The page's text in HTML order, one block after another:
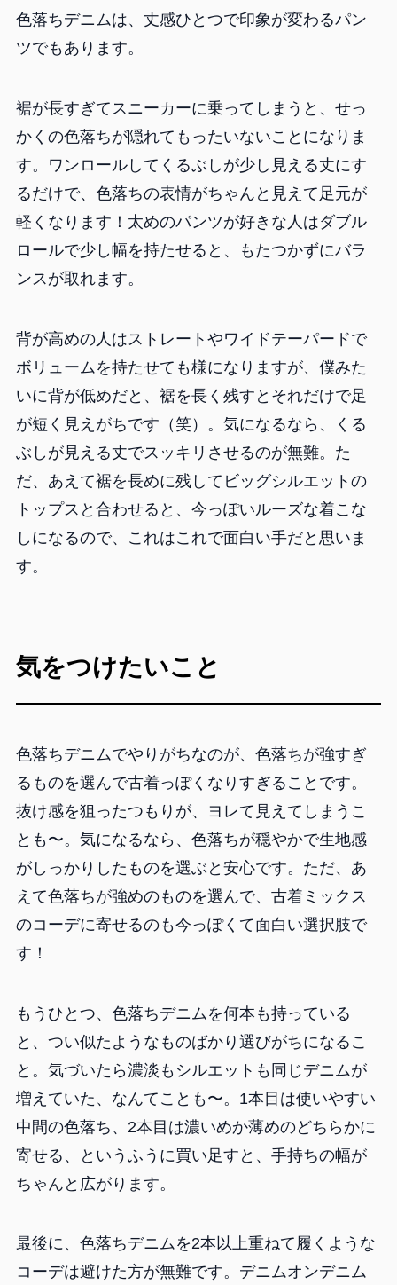
色落ちデニムは、丈感ひとつで印象が変わるパン
ツでもあります。
裾が長すぎてスニーカーに乗ってしまうと、せっ
かくの色落ちが隠れてもったいないことになりま
す。ワンロールしてくるぶしが少し見える丈にす
るだけで、色落ちの表情がちゃんと見えて足元が
軽くなります！太めのパンツが好きな人はダブル
ロールで少し幅を持たせると、もたつかずにバラ
ンスが取れます。
背が高めの人はストレートやワイドテーパードで
ボリュームを持たせても様になりますが、僕みた
いに背が低めだと、裾を長く残すとそれだけで足
が短く見えがちです（笑）。気になるなら、くる
ぶしが見える丈でスッキリさせるのが無難。た
だ、あえて裾を長めに残してビッグシルエットの
トップスと合わせると、今っぽいルーズな着こな
しになるので、これはこれで面白い手だと思いま
す。
気をつけたいこと
色落ちデニムでやりがちなのが、色落ちが強すぎ
るものを選んで古着っぽくなりすぎることです。
抜け感を狙ったつもりが、ヨレて見えてしまうこ
とも〜。気になるなら、色落ちが穏やかで生地感
がしっかりしたものを選ぶと安心です。ただ、あ
えて色落ちが強めのものを選んで、古着ミックス
のコーデに寄せるのも今っぽくて面白い選択肢で
す！
もうひとつ、色落ちデニムを何本も持っている
と、つい似たようなものばかり選びがちになるこ
と。気づいたら濃淡もシルエットも同じデニムが
増えていた、なんてことも〜。1本目は使いやすい
中間の色落ち、2本目は濃いめか薄めのどちらかに
寄せる、というふうに買い足すと、手持ちの幅が
ちゃんと広がります。
最後に、色落ちデニムを2本以上重ねて履くような
コーデは避けた方が無難です。デニムオンデニム